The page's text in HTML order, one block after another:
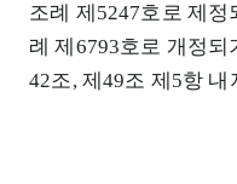
조례 제5247호로 제정
례 제6793호로 개정되
42조, 제49조 제5항 내